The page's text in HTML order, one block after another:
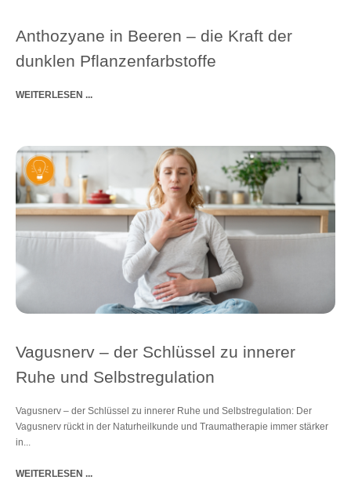
Anthozyane in Beeren ‒ die Kraft der
dunklen Pflanzenfarbstoffe
WEITERLESEN ...
Vagusnerv – der Schlüssel zu innerer
Ruhe und Selbstregulation
Vagusnerv – der Schlüssel zu innerer Ruhe und Selbstregulation: Der
Vagusnerv rückt in der Naturheilkunde und Traumatherapie immer stärker
in...
WEITERLESEN ...